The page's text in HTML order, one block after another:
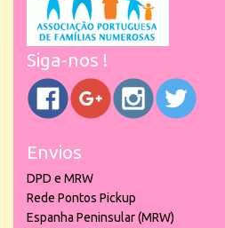
Siga-nos !
Envios
DPD e MRW
Rede Pontos Pickup
Espanha Peninsular (MRW)